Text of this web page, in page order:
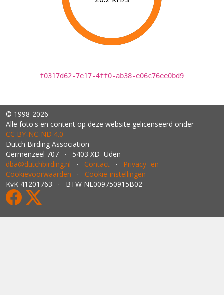
f0317d62-7e17-4ff0-ab38-e06c76ee0bd9
© 1998-2026
Alle foto's en content op deze website gelicenseerd onder
CC BY‑NC‑ND 4.0
Dutch Birding Association
Germenzeel 707 · 5403 XD Uden
dba@dutchbirding.nl · Contact · Privacy- en
Cookievoorwaarden · Cookie-instellingen
KvK 41201763 · BTW NL009750915B02